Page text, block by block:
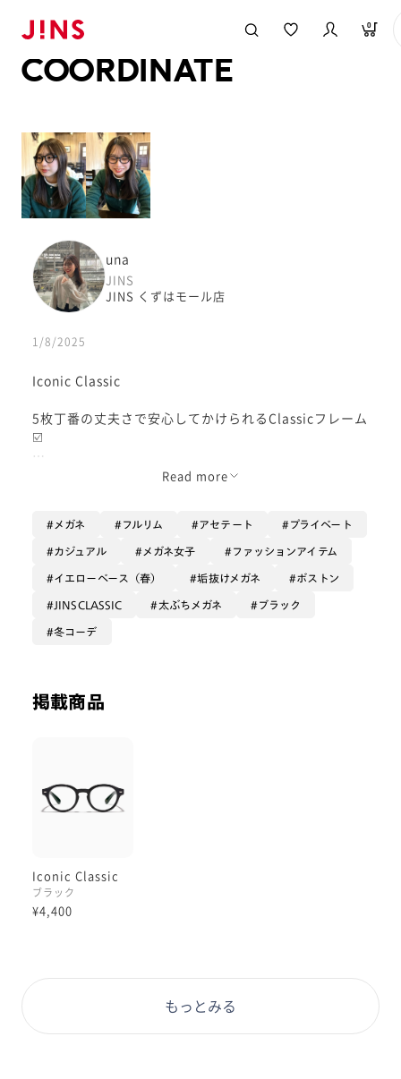
0
COORDINATE
una
JINS
JINS くずはモール店
1/8/2025
Iconic Classic
5枚丁番の丈夫さで安心してかけられるClassicフレーム
☑️
着用しているブラックは
丈夫なメガネをお探しの方はもちろん、
おしゃれメガネをお探しの方にもぜひかけていただきた
Read more
メガネ フルリム アセテート プライベート
カジュアル メガネ女子 ファッションアイテム
イエローベース（春） 垢抜けメガネ ボストン
JINSCLASSIC 太ぶちメガネ ブラック
冬コーデ
掲載商品
Iconic Classic
ブラック
¥4,400
もっとみる